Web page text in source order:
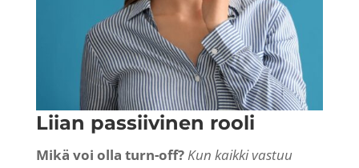
Liian passiivinen rooli
Mikä voi olla turn-off?Kun kaikki vastuu